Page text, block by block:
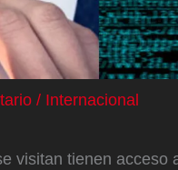
/ Internacional
visitan tienen acceso